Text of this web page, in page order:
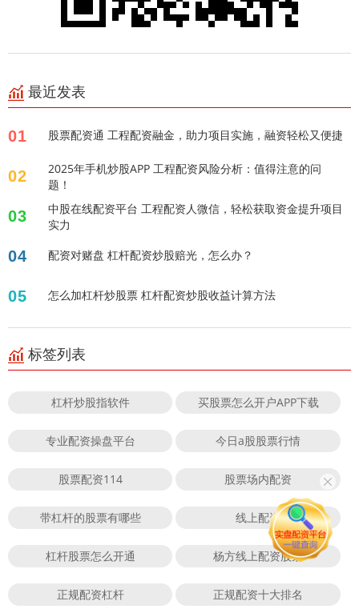
最近发表
01 股票配资通 工程配资融金，助力项目实施，融资轻松又便捷
02
2025年手机炒股APP 工程配资风险分析：值得注意的问
题！
03
中股在线配资平台 工程配资人微信，轻松获取资金提升项目
实力
04 配资对赌盘 杠杆配资炒股赔光，怎么办？
05 怎么加杠杆炒股票 杠杆配资炒股收益计算方法
标签列表
杠杆炒股指软件 买股票怎么开户APP下载
专业配资操盘平台 今日a股股票行情
股票配资114 股票场内配资
带杠杆的股票有哪些 线上配资
杠杆股票怎么开通 杨方线上配资股票
正规配资杠杆 正规配资十大排名